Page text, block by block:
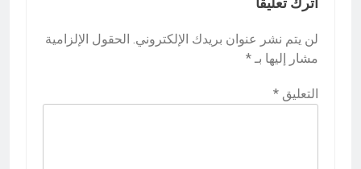
اترك تعليقاً
لن يتم نشر عنوان بريدك الإلكتروني. الحقول الإلزامية
مشار إليها بـ *
التعليق *